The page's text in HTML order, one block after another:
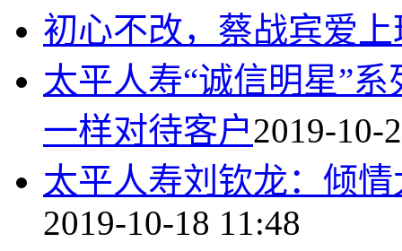
初心不改，蔡战宾爱
太平人寿“诚信明星”
一样对待客户2019-10-
太平人寿刘钦龙：倾
2019-10-18 11:48